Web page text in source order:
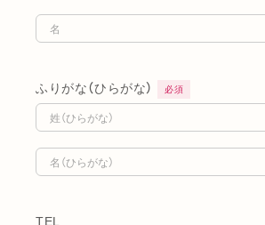
ふりがな（ひらがな） 必須
TEL